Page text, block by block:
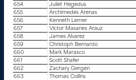
654
Juliet Hegedus
655
Archimedes Arenas
656
Kenneth Lemer
657
Victor Masanes Arauz
658
James Alvarez
659
Christoph Bernardo
660
Mark Marasco
661
Scott Shafer
662
Zachary Gergen
663
Thomas Collins